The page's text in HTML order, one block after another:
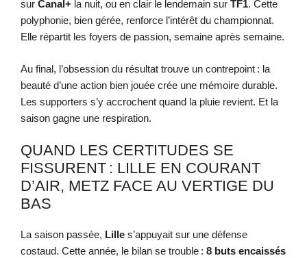
sur Canal+ la nuit, ou en clair le lendemain sur TF1. Cette
polyphonie, bien gérée, renforce l’intérêt du championnat.
Elle répartit les foyers de passion, semaine après semaine.
Au final, l’obsession du résultat trouve un contrepoint : la
beauté d’une action bien jouée crée une mémoire durable.
Les supporters s’y accrochent quand la pluie revient. Et la
saison gagne une respiration.
QUAND LES CERTITUDES SE
FISSURENT : LILLE EN COURANT
D’AIR, METZ FACE AU VERTIGE DU
BAS
La saison passée, Lille s’appuyait sur une défense
costaud. Cette année, le bilan se trouble : 8 buts encaissés